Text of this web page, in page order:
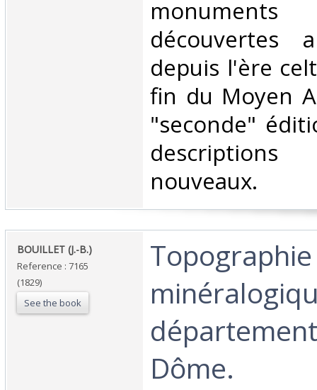
découvertes
depuis l'ère
fin du Moyen
"seconde"
nouveaux. ‎
‎BOUILLET (J.-B.)‎
Reference : 7165
(1829)
See the book
‎Topographie
Dôme.‎